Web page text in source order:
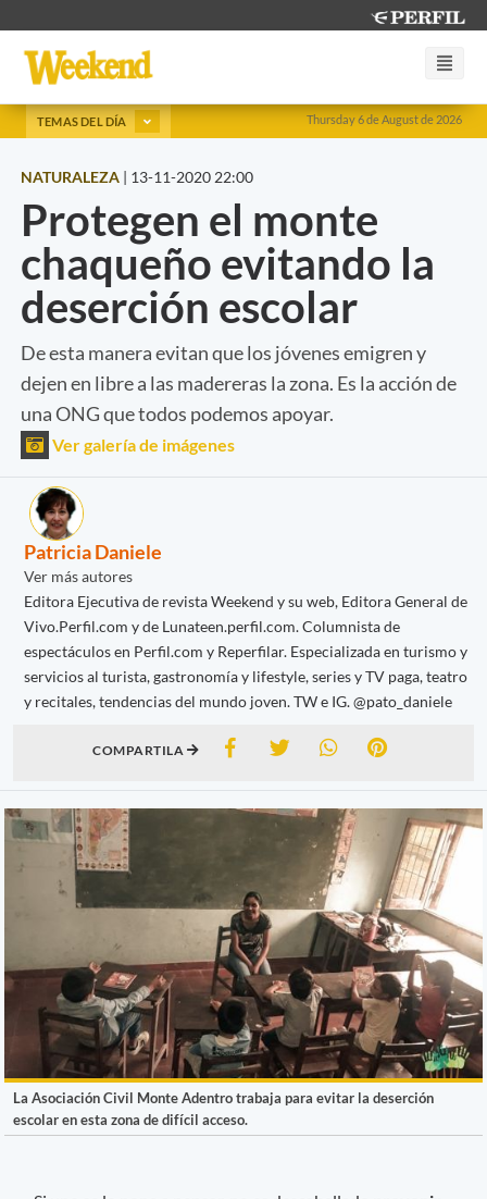
Thursday 6 de August de 2026
TEMAS DEL DÍA
NATURALEZA | 13-11-2020 22:00
Protegen el monte
chaqueño evitando la
deserción escolar
De esta manera evitan que los jóvenes emigren y
dejen en libre a las madereras la zona. Es la acción de
una ONG que todos podemos apoyar.
Ver galería de imágenes
Patricia Daniele
Ver más autores
Editora Ejecutiva de revista Weekend y su web, Editora General de
Vivo.Perfil.com y de Lunateen.perfil.com. Columnista de
espectáculos en Perfil.com y Reperfilar. Especializada en turismo y
servicios al turista, gastronomía y lifestyle, series y TV paga, teatro
y recitales, tendencias del mundo joven. TW e IG. @pato_daniele
COMPARTILA
La Asociación Civil Monte Adentro trabaja para evitar la deserción
escolar en esta zona de difícil acceso.